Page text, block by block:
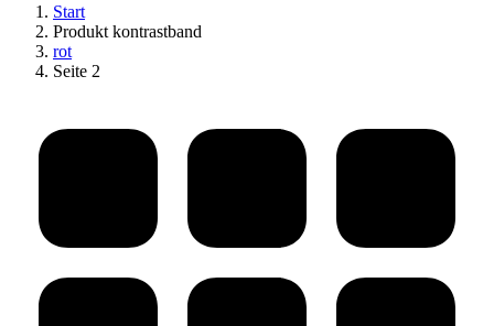
Start
Produkt kontrastband
rot
Seite 2